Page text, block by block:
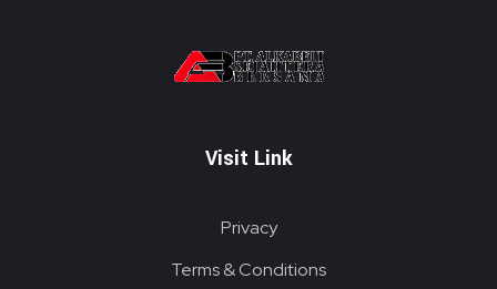
Visit Link
Privacy
Terms & Conditions